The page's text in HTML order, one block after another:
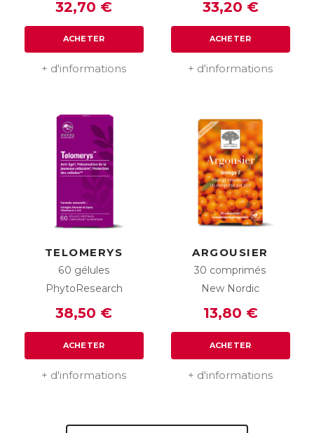
32,70 €
ACHETER
+ d'informations
33,20 €
ACHETER
+ d'informations
TELOMERYS
60 gélules
PhytoResearch
38,50 €
ACHETER
+ d'informations
ARGOUSIER
30 comprimés
New Nordic
13,80 €
ACHETER
+ d'informations